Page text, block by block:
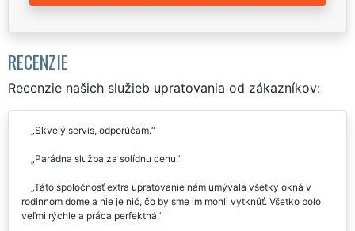
RECENZIE
Recenzie našich služieb upratovania od zákazníkov:
Skvelý servis, odporúčam.
Parádna služba za solídnu cenu.
Táto spoločnosť extra upratovanie nám umývala všetky okná v
rodinnom dome a nie je nič, čo by sme im mohli vytknúť. Všetko bolo
veľmi rýchle a práca perfektná.